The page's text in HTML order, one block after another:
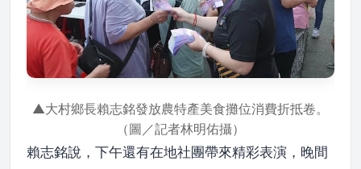
▲大村鄉長賴志銘發放農特產美食攤位消費折抵卷。
（圖／記者林明佑攝）
賴志銘說，下午還有在地社團帶來精彩表演，晚間